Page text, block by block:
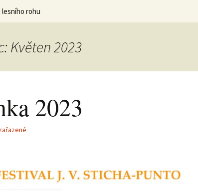
rohu
Květen 2023
2023